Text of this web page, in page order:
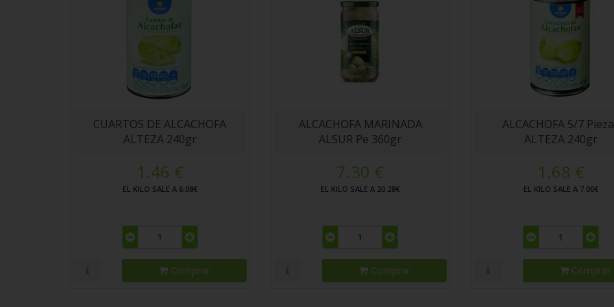
CUARTOS DE ALCACHOFA
ALTEZA 240gr
1.46 €
EL KILO SALE A 6.08€
Comprar
ALCACHOFA MARINADA
ALSUR Pe 360gr
7.30 €
EL KILO SALE A 20.28€
Comprar
ALCACHOFA 5/7
ALTEZA 240gr
1.68 €
EL KILO SALE A 7.00€
Comprar